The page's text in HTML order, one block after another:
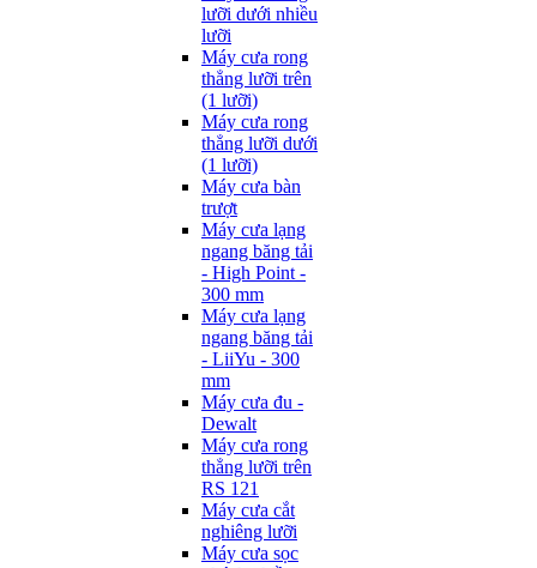
lưỡi dưới nhiều
lưỡi
Máy cưa rong
thẳng lưỡi trên
(1 lưỡi)
Máy cưa rong
thẳng lưỡi dưới
(1 lưỡi)
Máy cưa bàn
trượt
Máy cưa lạng
ngang băng tải
- High Point -
300 mm
Máy cưa lạng
ngang băng tải
- LiiYu - 300
mm
Máy cưa đu -
Dewalt
Máy cưa rong
thẳng lưỡi trên
RS 121
Máy cưa cắt
nghiêng lưỡi
Máy cưa sọc